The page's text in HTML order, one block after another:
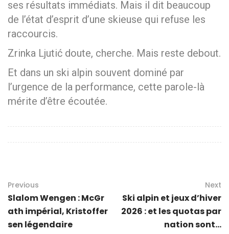
ses résultats immédiats. Mais il dit beaucoup
de l’état d’esprit d’une skieuse qui refuse les
raccourcis.
Zrinka Ljutić doute, cherche. Mais reste debout.
Et dans un ski alpin souvent dominé par
l’urgence de la performance, cette parole-là
mérite d’être écoutée.
Previous
Slalom Wengen : McGr
ath impérial, Kristoffer
sen légendaire
Next
Ski alpin et jeux d’hiver
2026 : et les quotas par
nation sont…